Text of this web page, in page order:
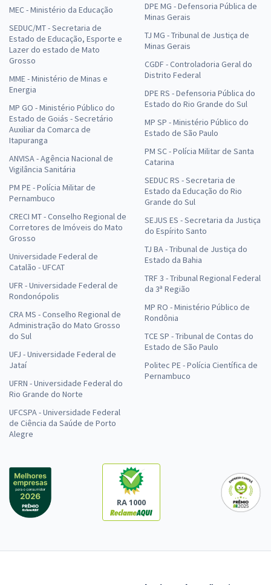
MEC - Ministério da Educação
SEDUC/MT - Secretaria de
Estado de Educação, Esporte e
Lazer do estado de Mato
Grosso
MME - Ministério de Minas e
Energia
MP GO - Ministério Público do
Estado de Goiás - Secretário
Auxiliar da Comarca de
Itapuranga
ANVISA - Agência Nacional de
Vigilância Sanitária
PM PE - Polícia Militar de
Pernambuco
CRECI MT - Conselho Regional de
Corretores de Imóveis do Mato
Grosso
Universidade Federal de
Catalão - UFCAT
UFR - Universidade Federal de
Rondonópolis
CRA MS - Conselho Regional de
Administração do Mato Grosso
do Sul
UFJ - Universidade Federal de
Jataí
UFRN - Universidade Federal do
Rio Grande do Norte
UFCSPA - Universidade Federal
de Ciência da Saúde de Porto
Alegre
DPE MG - Defensoria Pública de
Minas Gerais
TJ MG - Tribunal de Justiça de
Minas Gerais
CGDF - Controladoria Geral do
Distrito Federal
DPE RS - Defensoria Pública do
Estado do Rio Grande do Sul
MP SP - Ministério Público do
Estado de São Paulo
PM SC - Polícia Militar de Santa
Catarina
SEDUC RS - Secretaria de
Estado da Educação do Rio
Grande do Sul
SEJUS ES - Secretaria da Justiça
do Espírito Santo
TJ BA - Tribunal de Justiça do
Estado da Bahia
TRF 3 - Tribunal Regional Federal
da 3ª Região
MP RO - Ministério Público de
Rondônia
TCE SP - Tribunal de Contas do
Estado de São Paulo
Politec PE - Polícia Científica de
Pernambuco
RA 1000